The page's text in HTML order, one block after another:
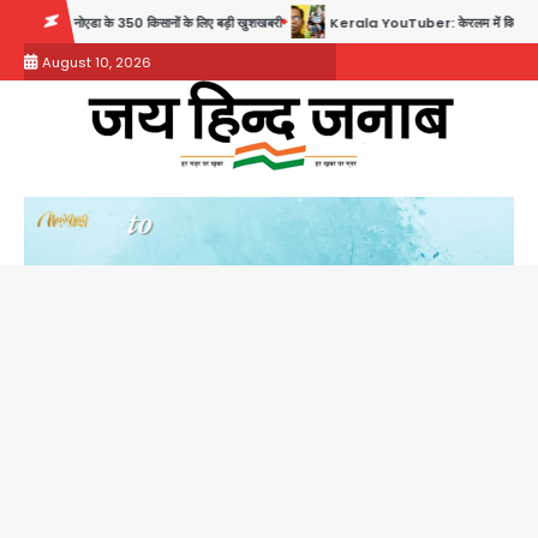
content
के 350 किसानों के लिए बड़ी खुशखबरी Kerala YouTuber: केरलम में विवादित बयान देने वाला
August 10, 2026